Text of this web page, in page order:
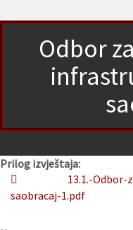
Odbor
Prilog izvještaja:
13.1.-
saobracaj-1.pdf